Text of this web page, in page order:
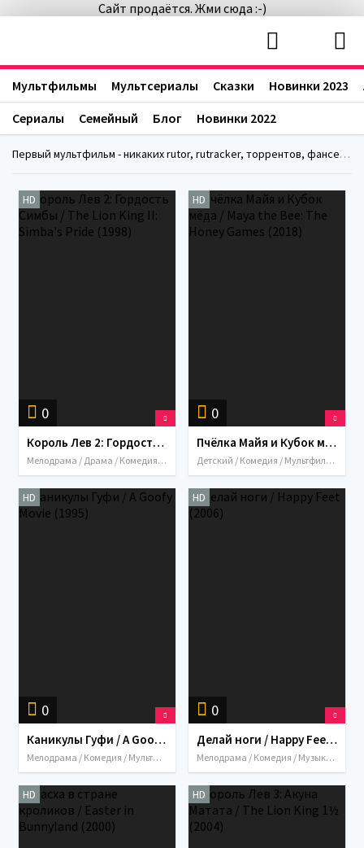
Сайт продаётся. Жми сюда :-)
Первый мультфильм - никаких rutor, rutracker, торрентов, фансериалс, fanserials
0
HD
Король Лев 2: Гордость Симбы / The Lion King II: Simba's Pride (1998)
Мелодрама / Драма / Комедия / Мультфильмы / Мюзикл / Приключения / Семейный / США / Австралия / 1998
0
HD
Пчёлка Майя и Кубок мёда / Maya the Bee: The Honey Games (2018)
Детский / Комедия / Мультфильмы / Приключения / 2018 / Семейный / Германия / Австралия
0
HD
Каникулы Гуфи / A Goofy Movie (1995)
Мелодрама / Комедия / Мультфильмы / Мюзикл / Приключения / Семейный / США / Франция / Канада / Австралия / 1995
0
HD
Делай ноги / Happy Feet (2006)
Мелодрама / Комедия / Музыка / Мультфильмы / Мюзикл / Приключения / Семейный / США / Австралия / 2006
HD HD
Мультфильмы Мультсериалы Сказки Новинки 2023
Сериалы
Семейный Блог Новинки 2022